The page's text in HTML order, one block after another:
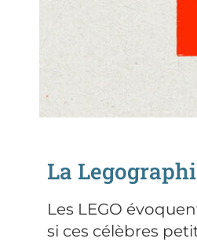
La
Les LEGO
si ces célèbres